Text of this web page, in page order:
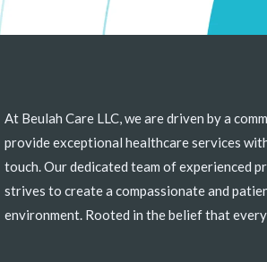
At Beulah Care LLC, we are driven by a
provide exceptional healthcare services
touch. Our dedicated team of experienced
strives to create a compassionate and
environment. Rooted in the belief that
quality healthcare, we offer comprehensive
to your unique needs. Trust Beulah Care
partner in wellness, delivering care that